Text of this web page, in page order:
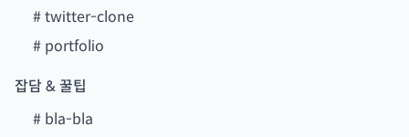
#twitter-clone
# portfolio
잡담 & 꿀팁
# bla-bla